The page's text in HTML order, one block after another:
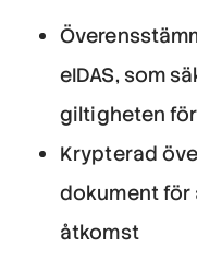
eIDAS, som
giltigheten
Krypterad
dokument
åtkomst